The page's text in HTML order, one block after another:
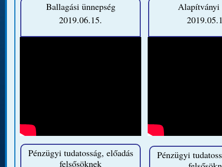
Ballagási ünnepség
2019.06.15.
Pénzügyi tudatosság, előadás
felsősöknek
Alapítványi
Pénzügyi